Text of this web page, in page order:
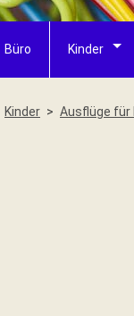
Büro Kinder
Kinder Ausflüge für